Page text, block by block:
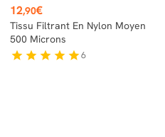
Prix
12,90€
Tissu Filtrant En Nylon Moyen
500 Microns
star star star star star6